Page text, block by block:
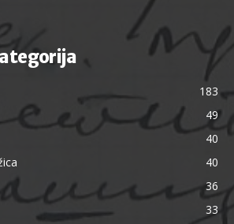
183
49
40
40
36
33